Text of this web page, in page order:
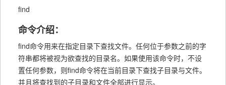
find
命令介绍：
find命令用来在指定目录下查找文件。任何位于参数之前的字
符串都将被视为欲查找的目录名。如果使用该命令时，不设
置任何参数，则find命令将在当前目录下查找子目录与文件。
并且将查找到的子目录和文件全部进行显示。